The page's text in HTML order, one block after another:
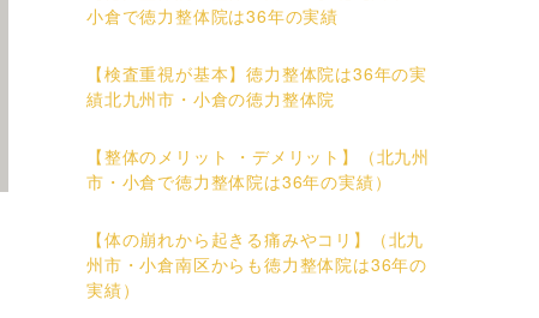
小倉で徳力整体院は36年の実績
【検査重視が基本】徳力整体院は36年の実
績北九州市・小倉の徳力整体院
【整体のメリット ・デメリット】（北九州
市・小倉で徳力整体院は36年の実績）
【体の崩れから起きる痛みやコリ】（北九
州市・小倉南区からも徳力整体院は36年の
実績）